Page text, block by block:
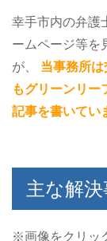
幸手市内の弁護
ームページ等を
が、
当事務所
もグリーンリー
記事を書いてい
主な解決
※画像をクリッ